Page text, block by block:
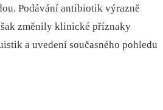
Podávání antibiotik výrazně
změnily klinické příznaky
a uvedení současného pohledu